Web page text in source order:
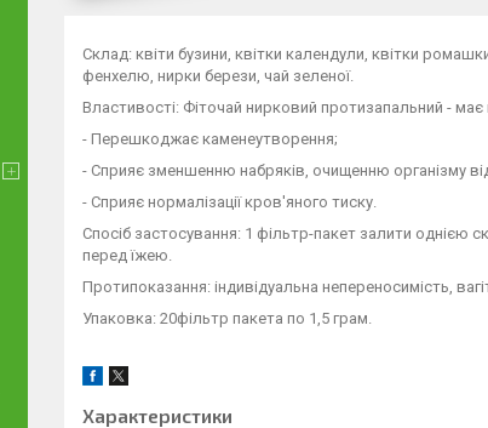
Склад: квіти бузини, квітки календули, квітки
фенхелю, нирки берези, чай зеленої.
Властивості: Фіточай нирковий протизапальний - має
- Перешкоджає каменеутворення;
- Сприяє зменшенню набряків, очищенню організму
- Сприяє нормалізації кров'яного тиску.
Спосіб застосування: 1 фільтр-пакет залити
перед їжею.
Протипоказання: індивідуальна непереносимість,
Упаковка: 20фільтр пакета по 1,5 грам.
Характеристики